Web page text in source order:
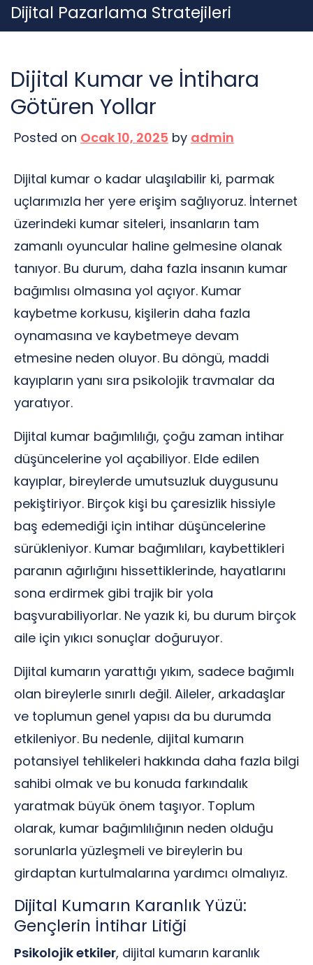
Skip
to
Dijital Pazarlama Stratejileri
Dijital Kumar ve İntihara
Götüren Yollar
Posted on Ocak 10, 2025 by admin
Dijital kumar o kadar ulaşılabilir ki, parmak
uçlarımızla her yere erişim sağlıyoruz. İnternet
üzerindeki kumar siteleri, insanların tam
zamanlı oyuncular haline gelmesine olanak
tanıyor. Bu durum, daha fazla insanın kumar
bağımlısı olmasına yol açıyor. Kumar
kaybetme korkusu, kişilerin daha fazla
oynamasına ve kaybetmeye devam
etmesine neden oluyor. Bu döngü, maddi
kayıpların yanı sıra psikolojik travmalar da
yaratıyor.
Dijital kumar bağımlılığı, çoğu zaman intihar
düşüncelerine yol açabiliyor. Elde edilen
kayıplar, bireylerde umutsuzluk duygusunu
pekiştiriyor. Birçok kişi bu çaresizlik hissiyle
baş edemediği için intihar düşüncelerine
sürükleniyor. Kumar bağımlıları, kaybettikleri
paranın ağırlığını hissettiklerinde, hayatlarını
sona erdirmek gibi trajik bir yola
başvurabiliyorlar. Ne yazık ki, bu durum birçok
aile için yıkıcı sonuçlar doğuruyor.
Dijital kumarın yarattığı yıkım, sadece bağımlı
olan bireylerle sınırlı değil. Aileler, arkadaşlar
ve toplumun genel yapısı da bu durumda
etkileniyor. Bu nedenle, dijital kumarın
potansiyel tehlikeleri hakkında daha fazla bilgi
sahibi olmak ve bu konuda farkındalık
yaratmak büyük önem taşıyor. Toplum
olarak, kumar bağımlılığının neden olduğu
sorunlarla yüzleşmeli ve bireylerin bu
girdaptan kurtulmalarına yardımcı olmalıyız.
Dijital Kumarın Karanlık Yüzü:
Gençlerin İntihar Litiği
Psikolojik etkiler, dijital kumarın karanlık